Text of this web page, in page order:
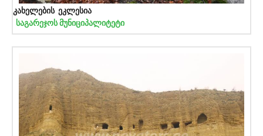
კახელების ეკლესია
საგარეჯოს მუნიციპალიტეტი